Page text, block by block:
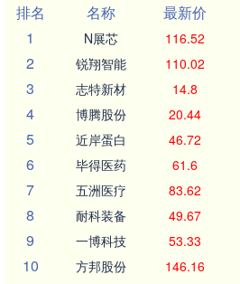
排名
名称 最新价
1
N展芯 116.52
2 锐翔智能 110.02
3 志特新材 14.8
4 博腾股份 20.44
5 近岸蛋白 46.72
6 毕得医药 61.6
7 五洲医疗 83.62
8 耐科装备 49.67
9 一博科技 53.33
10 方邦股份 146.16